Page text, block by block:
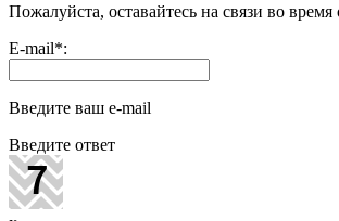
Пожалуйста, оставайтесь на связи во время
E-mail*:
Введите ваш e-mail
Введите ответ